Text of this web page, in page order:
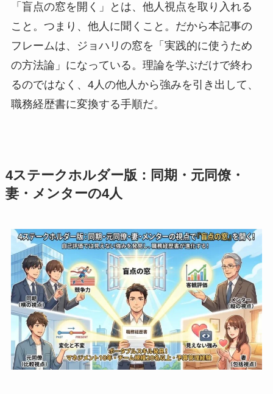
「盲点の窓を開く」とは、他人視点を取り入れる
こと。つまり、他人に聞くこと。だから本記事の
フレームは、ジョハリの窓を「実践的に使うため
の方法論」になっている。理論を学ぶだけで終わ
るのではなく、4人の他人から強みを引き出して、
職務経歴書に変換する手順だ。
4ステークホルダー版：同期・元同僚・
妻・メンターの4人